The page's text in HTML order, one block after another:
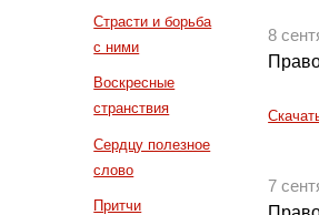
Страсти и борьба
с ними
Воскресные
странствия
Сердцу полезное
слово
Притчи
8
7